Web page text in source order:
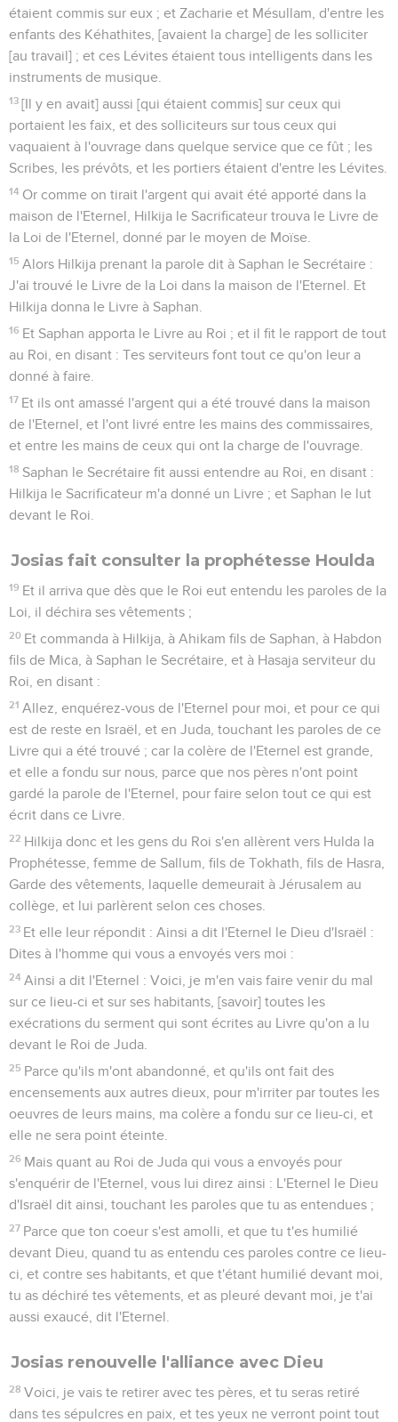
étaient commis sur eux ; et Zacharie et Mésullam, d'entre les
enfants des Kéhathites, [avaient la charge] de les solliciter
[au travail] ; et ces Lévites étaient tous intelligents dans les
instruments de musique.
13 [Il y en avait] aussi [qui étaient commis] sur ceux qui
portaient les faix, et des solliciteurs sur tous ceux qui
vaquaient à l'ouvrage dans quelque service que ce fût ; les
Scribes, les prévôts, et les portiers étaient d'entre les Lévites.
14 Or comme on tirait l'argent qui avait été apporté dans la
maison de l'Eternel, Hilkija le Sacrificateur trouva le Livre de
la Loi de l'Eternel, donné par le moyen de Moïse.
15 Alors Hilkija prenant la parole dit à Saphan le Secrétaire :
J'ai trouvé le Livre de la Loi dans la maison de l'Eternel. Et
Hilkija donna le Livre à Saphan.
16 Et Saphan apporta le Livre au Roi ; et il fit le rapport de tout
au Roi, en disant : Tes serviteurs font tout ce qu'on leur a
donné à faire.
17 Et ils ont amassé l'argent qui a été trouvé dans la maison
de l'Eternel, et l'ont livré entre les mains des commissaires,
et entre les mains de ceux qui ont la charge de l'ouvrage.
18 Saphan le Secrétaire fit aussi entendre au Roi, en disant :
Hilkija le Sacrificateur m'a donné un Livre ; et Saphan le lut
devant le Roi.
Josias fait consulter la prophétesse Houlda
19 Et il arriva que dès que le Roi eut entendu les paroles de la
Loi, il déchira ses vêtements ;
20 Et commanda à Hilkija, à Ahikam fils de Saphan, à Habdon
fils de Mica, à Saphan le Secrétaire, et à Hasaja serviteur du
Roi, en disant :
21 Allez, enquérez-vous de l'Eternel pour moi, et pour ce qui
est de reste en Israël, et en Juda, touchant les paroles de ce
Livre qui a été trouvé ; car la colère de l'Eternel est grande,
et elle a fondu sur nous, parce que nos pères n'ont point
gardé la parole de l'Eternel, pour faire selon tout ce qui est
écrit dans ce Livre.
22 Hilkija donc et les gens du Roi s'en allèrent vers Hulda la
Prophétesse, femme de Sallum, fils de Tokhath, fils de Hasra,
Garde des vêtements, laquelle demeurait à Jérusalem au
collège, et lui parlèrent selon ces choses.
23 Et elle leur répondit : Ainsi a dit l'Eternel le Dieu d'Israël :
Dites à l'homme qui vous a envoyés vers moi :
24 Ainsi a dit l'Eternel : Voici, je m'en vais faire venir du mal
sur ce lieu-ci et sur ses habitants, [savoir] toutes les
exécrations du serment qui sont écrites au Livre qu'on a lu
devant le Roi de Juda.
25 Parce qu'ils m'ont abandonné, et qu'ils ont fait des
encensements aux autres dieux, pour m'irriter par toutes les
oeuvres de leurs mains, ma colère a fondu sur ce lieu-ci, et
elle ne sera point éteinte.
26 Mais quant au Roi de Juda qui vous a envoyés pour
s'enquérir de l'Eternel, vous lui direz ainsi : L'Eternel le Dieu
d'Israël dit ainsi, touchant les paroles que tu as entendues ;
27 Parce que ton coeur s'est amolli, et que tu t'es humilié
devant Dieu, quand tu as entendu ces paroles contre ce lieu-
ci, et contre ses habitants, et que t'étant humilié devant moi,
tu as déchiré tes vêtements, et as pleuré devant moi, je t'ai
aussi exaucé, dit l'Eternel.
Josias renouvelle l'alliance avec Dieu
28 Voici, je vais te retirer avec tes pères, et tu seras retiré
dans tes sépulcres en paix, et tes yeux ne verront point tout